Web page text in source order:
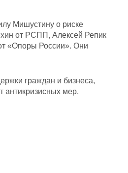
Мишустину о риске
от РСПП, Алексей Репик
«Опоры России». Они
граждан и бизнеса,
антикризисных мер.